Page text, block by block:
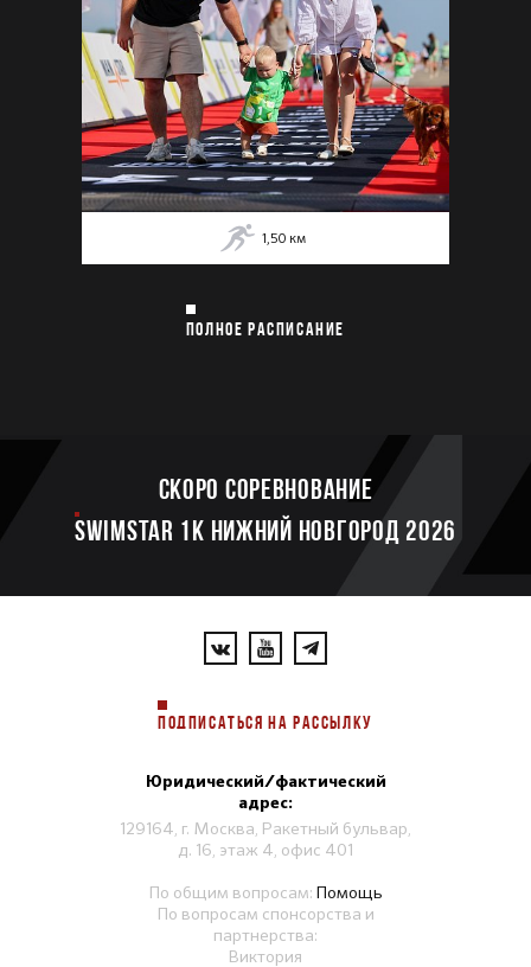
1,50 км
ПОЛНОЕ РАСПИСАНИЕ
Скоро соревнование
SWIMSTAR 1K НИЖНИЙ НОВГОРОД 2026
ПОДПИСАТЬСЯ НА РАССЫЛКУ
Юридический/фактический
адрес:
129164, г. Москва, Ракетный бульвар,
д. 16, этаж 4, офис 401
По общим вопросам: Помощь
По вопросам спонсорства и
партнерства:
Виктория